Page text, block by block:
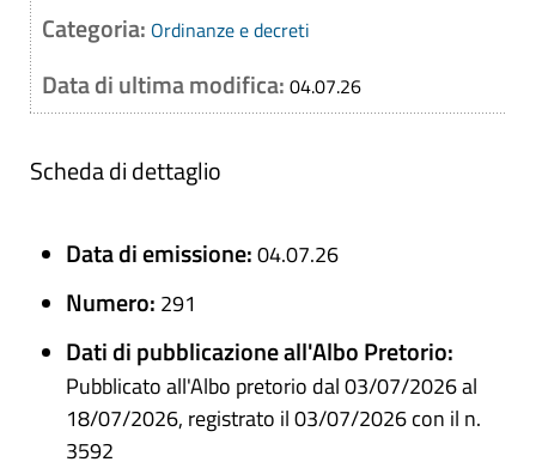
Categoria: Ordinanze e decreti
Data di ultima modifica: 04.07.26
Scheda di dettaglio
Data di emissione:04.07.26
Numero: 291
Dati di pubblicazione all'Albo Pretorio:
Pubblicato all'Albo pretorio dal 03/07/2026 al
18/07/2026, registrato il 03/07/2026 con il n.
3592